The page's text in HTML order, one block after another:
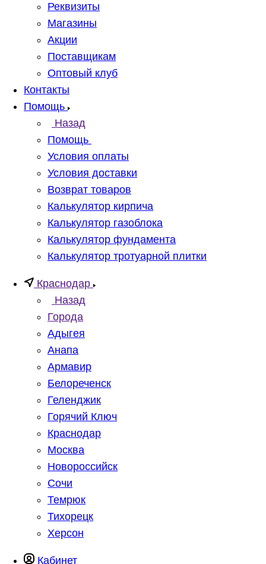
Реквизиты
Магазины
Акции
Поставщикам
Оптовый клуб
Контакты
Помощь
Назад
Помощь
Условия оплаты
Условия доставки
Возврат товаров
Калькулятор кирпича
Калькулятор газоблока
Калькулятор фундамента
Калькулятор тротуарной плитки
Краснодар
Назад
Города
Адыгея
Анапа
Армавир
Белореченск
Геленджик
Горячий Ключ
Краснодар
Москва
Новороссийск
Сочи
Темрюк
Тихорецк
Херсон
Кабинет